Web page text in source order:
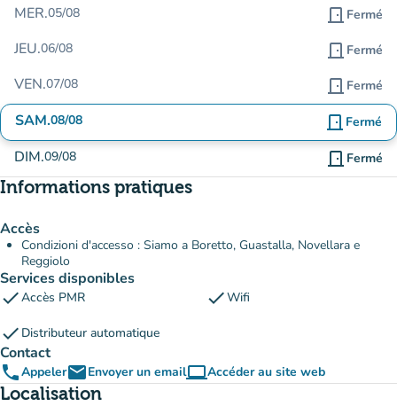
MER.05/08 door_front Fermé
JEU.06/08 door_front Fermé
VEN.07/08 door_front Fermé
SAM.08/08 door_front Fermé
DIM.09/08 door_front Fermé
Informations pratiques
Accès
Condizioni d'accesso : Siamo a Boretto, Guastalla, Novellara e
Reggiolo
Services disponibles
checkAccès PMR checkWifi
check Distributeur automatique
Contact
phoneAppeleremailEnvoyer un emailcomputerAccéder au site web
(nouvel onglet)
Localisation